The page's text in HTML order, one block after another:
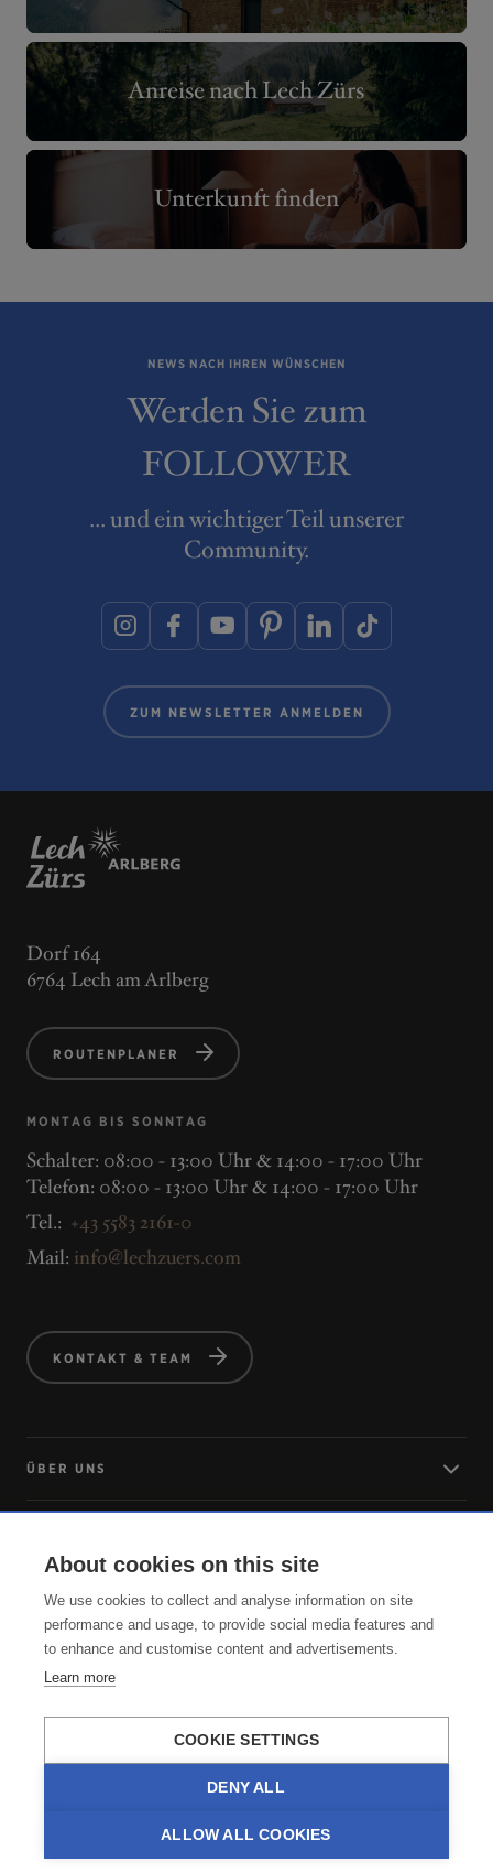
Anreise nach Lech Zürs
Unterkunft finden
NEWS NACH IHREN WÜNSCHEN
Werden Sie zum
FOLLOWER
... und ein wichtiger Teil unserer
Community.
ZUM NEWSLETTER ANMELDEN
Dorf 164
6764 Lech am Arlberg
ROUTENPLANER
MONTAG BIS SONNTAG
Schalter: 08:00 - 13:00 Uhr & 14:00 - 17:00 Uhr
Telefon: 08:00 - 13:00 Uhr & 14:00 - 17:00 Uhr
Tel.: +43 5583 2161-0
Mail: info@lechzuers.com
KONTAKT & TEAM
ÜBER UNS
ANREISE
SERVICE
About cookies on this site
We use cookies to collect and analyse information on site
performance and usage, to provide social media features and
to enhance and customise content and advertisements.
Learn more
COOKIE SETTINGS
DENY ALL
ALLOW ALL COOKIES